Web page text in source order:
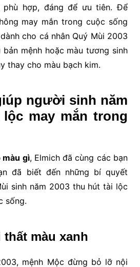
phù hợp, đáng để ưu tiên. Để
may mắn trong cuộc sống
cho cá nhân Quý Mùi 2003
bản mệnh hoặc màu tương sinh
thay cho màu bạch kim.
người sinh năm
may mắn trong
gì, Elmich đã cùng các bạn
đã biết đến những bí quyết
sinh năm 2003 thu hút tài lộc
sống.
thất màu xanh
mệnh Mộc đừng bỏ lỡ nội